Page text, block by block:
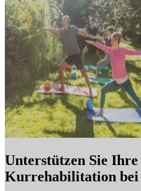
Unterstützen Sie
Kurrehabilitation bei